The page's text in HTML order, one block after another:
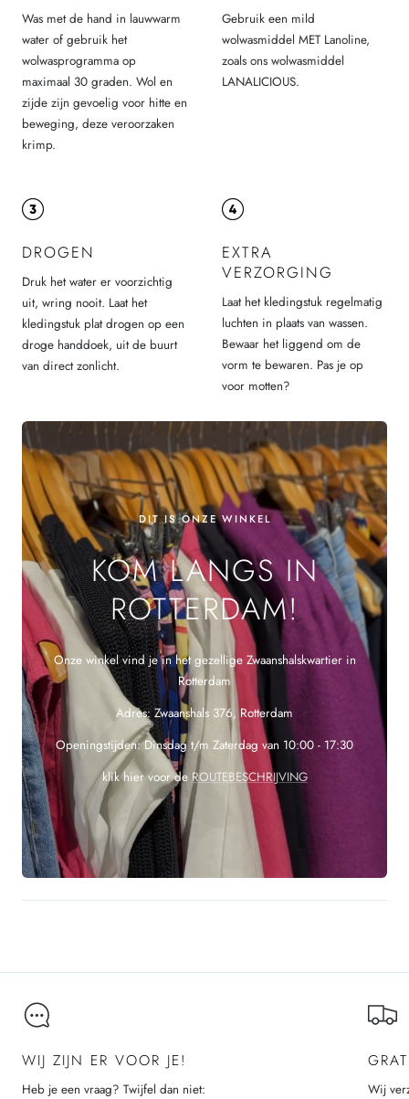
Was met de hand in lauwwarm
water of gebruik het
wolwasprogramma op
maximaal 30 graden. Wol en
zijde zijn gevoelig voor hitte en
beweging, deze veroorzaken
krimp.
Gebruik een mild
wolwasmiddel MET Lanoline,
zoals ons wolwasmiddel
LANALICIOUS.
DROGEN
Druk het water er voorzichtig
uit, wring nooit. Laat het
kledingstuk plat drogen op een
droge handdoek, uit de buurt
van direct zonlicht.
EXTRA
VERZORGING
Laat het kledingstuk regelmatig
luchten in plaats van wassen.
Bewaar het liggend om de
vorm te bewaren. Pas je op
voor motten?
DIT IS ONZE WINKEL
KOM LANGS IN
ROTTERDAM!
Onze winkel vind je in het gezellige Zwaanshalskwartier in
Rotterdam
Adres: Zwaanshals 376, Rotterdam
Openingstijden: Dinsdag t/m Zaterdag van 10:00 - 17:30
klik hier voor de ROUTEBESCHRIJVING
WIJ ZIJN ER VOOR JE!
Heb je een vraag? Twijfel dan niet:
Wij